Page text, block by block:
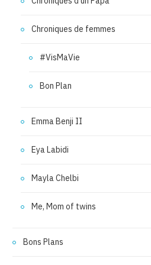
Chroniques de femmes
#VisMaVie
Bon Plan
Emma Benji II
Eya Labidi
Mayla Chelbi
Me, Mom of twins
Bons Plans